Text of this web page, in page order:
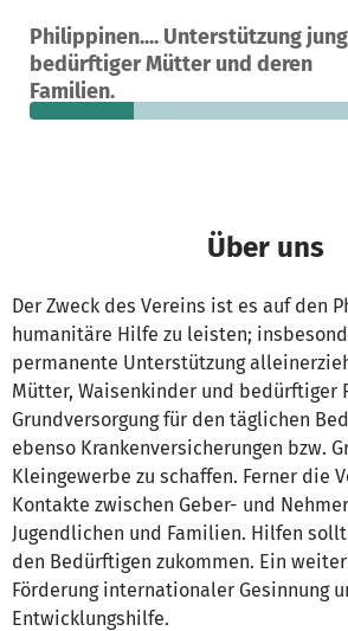
Philippinen.... Unterstützung
bedürftiger Mütter und deren
Familien.
Ein Projekt in Toledo, Philippinen
5
Spenden
22 %
Über uns
Der Zweck des Vereins ist es auf den
humanitäre Hilfe zu leisten;
permanente Unterstützung
Mütter, Waisenkinder und bedürftiger
Grundversorgung für den täglichen
ebenso Krankenversicherungen bzw.
Kleingewerbe zu schaffen. Ferner die
Kontakte zwischen Geber- und
Jugendlichen und Familien. Hilfen
den Bedürftigen zukommen. Ein
Förderung internationaler Gesinnung
Entwicklungshilfe.